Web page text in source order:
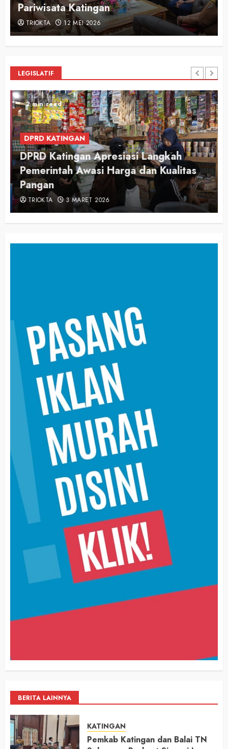
Pariwisata Katingan
TRIOKTA 12 MEI 2026
LEGISLATIF
2 min read
DPRD KATINGAN
DPRD Katingan Apresiasi Langkah
Pemerintah Awasi Harga dan Kualitas
Pangan
TRIOKTA 3 MARET 2026
BERITA LAINNYA
KATINGAN
Pemkab Katingan dan Balai TN